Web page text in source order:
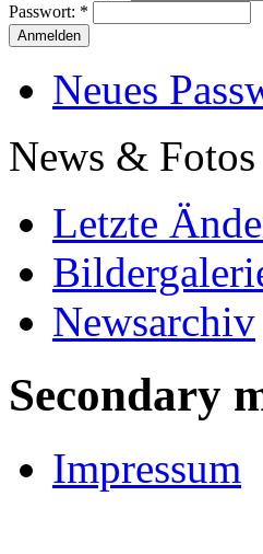
Passwort: *
Neues
News & Fotos
Letzte
Newsarchiv
Secondary
Impressum